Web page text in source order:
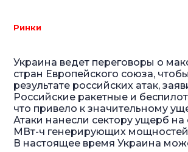
Ринки
Украина ведет переговоры о
стран Европейского союза,
результате российских атак,
Российские ракетные и
что привело к значительному
Атаки нанесли сектору ущерб
МВт-ч генерирующих мощностей
В настоящее время Украина